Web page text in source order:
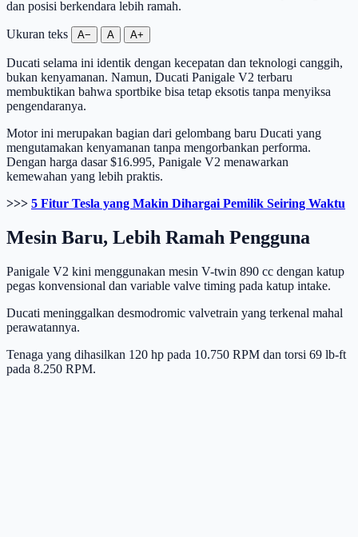
dan posisi berkendara lebih ramah.
Ukuran teks A− A A+
Ducati selama ini identik dengan kecepatan dan teknologi canggih,
bukan kenyamanan. Namun, Ducati Panigale V2 terbaru
membuktikan bahwa sportbike bisa tetap eksotis tanpa menyiksa
pengendaranya.
Motor ini merupakan bagian dari gelombang baru Ducati yang
mengutamakan kenyamanan tanpa mengorbankan performa.
Dengan harga dasar $16.995, Panigale V2 menawarkan
kemewahan yang lebih praktis.
>>> 5 Fitur Tesla yang Makin Dihargai Pemilik Seiring Waktu
Mesin Baru, Lebih Ramah Pengguna
Panigale V2 kini menggunakan mesin V-twin 890 cc dengan katup
pegas konvensional dan variable valve timing pada katup intake.
Ducati meninggalkan desmodromic valvetrain yang terkenal mahal
perawatannya.
Tenaga yang dihasilkan 120 hp pada 10.750 RPM dan torsi 69 lb-ft
pada 8.250 RPM.